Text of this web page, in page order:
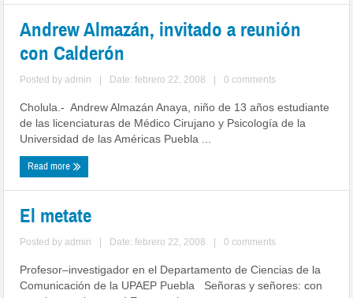
Andrew Almazán, invitado a reunión
con Calderón
Posted byadmin Date: febrero 22, 2008 0 comments
Cholula.- Andrew Almazán Anaya, niño de 13 años estudiante
de las licenciaturas de Médico Cirujano y Psicología de la
Universidad de las Américas Puebla ...
Read more
El metate
Posted byadmin Date: febrero 22, 2008 0 comments
Profesor–investigador en el Departamento de Ciencias de la
Comunicación de la UPAEP Puebla Señoras y señores: con